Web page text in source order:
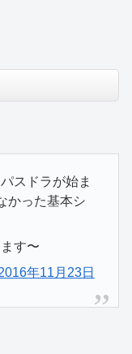
スドラが始ま
かった基本シ
す〜
年11月23日